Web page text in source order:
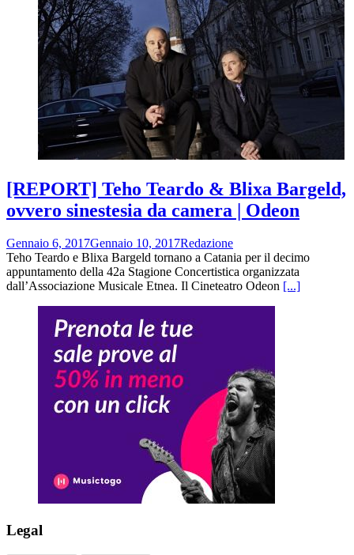
[REPORT] Teho Teardo & Blixa Bargeld,
ovvero sinestesia da camera | Odeon
Gennaio 6, 2017Gennaio 10, 2017Redazione
Teho Teardo e Blixa Bargeld tornano a Catania per il decimo
appuntamento della 42a Stagione Concertistica organizzata
dall’Associazione Musicale Etnea. Il Cineteatro Odeon [...]
Legal